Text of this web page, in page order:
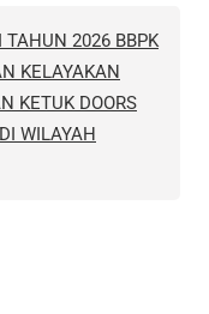
2026 BBPK
KELAYAKAN
KETUK DOORS
WILAYAH